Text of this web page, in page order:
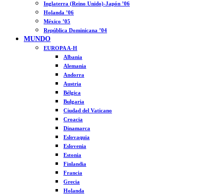
Inglaterra (Reino Unido)-Japón ’06
Holanda ’06
México ’05
República Dominicana ’04
MUNDO
EUROPA A-H
Albania
Alemania
Andorra
Austria
Bélgica
Bulgaria
Ciudad del Vaticano
Croacia
Dinamarca
Eslovaquia
Eslovenia
Estonia
Finlandia
Francia
Grecia
Holanda